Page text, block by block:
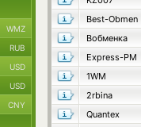
Best-Obmen
Вобменка
Express-PM
1WM
2rbina
Quantex
WMZ
RUB
USD
USD
CNY